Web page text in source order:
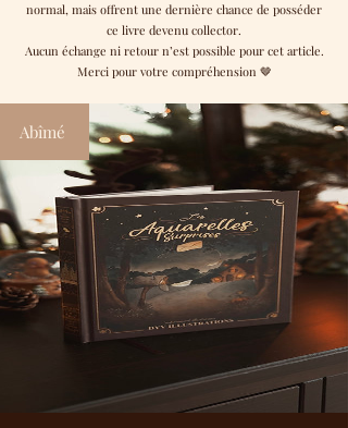
normal, mais offrent une dernière chance de posséder
ce livre devenu collector.
Aucun échange ni retour n’est possible pour cet article.
Merci pour votre compréhension 🤎
Abîmé